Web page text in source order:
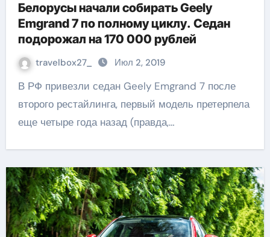
Белорусы начали собирать Geely
Emgrand 7 по полному циклу. Седан
подорожал на 170 000 рублей
travelbox27_ Июл 2, 2019
В РФ привезли седан Geely Emgrand 7 после
второго рестайлинга, первый модель претерпела
еще четыре года назад (правда,…